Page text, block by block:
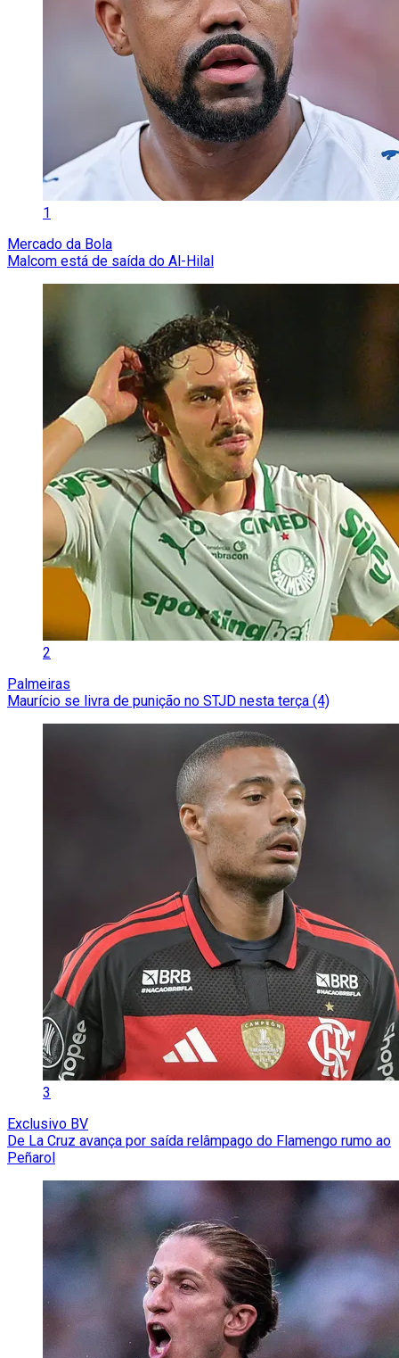
1
Mercado da Bola
Malcom está de saída do Al-Hilal
2
Palmeiras
Maurício se livra de punição no STJD nesta terça (4)
3
Exclusivo BV
De La Cruz avança por saída relâmpago do Flamengo rumo ao
Peñarol